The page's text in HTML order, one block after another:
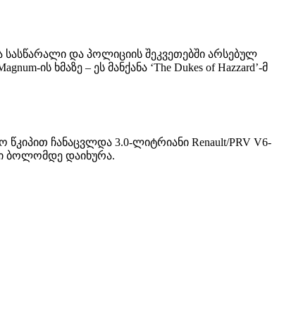
სასწარალი და პოლიციის შეკვეთებში არსებულ
ის ხმაზე – ეს მანქანა ‘The Dukes of Hazzard’-მ
წკიპით ჩანაცვლდა 3.0-ლიტრიანი Renault/PRV V6-
ბოლომდე დაიხურა.